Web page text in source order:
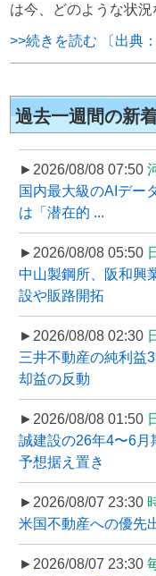
は今、どのような状
>>続きを読む 〔出典
過去一週間の新
►2026/08/08 07:50
国内最大級のAIデー
は「潜在的 ...
►2026/08/08 05:50
中山製鋼所、阪和興
設や販路開拓
►2026/08/08 02:30
三井不動産の純利益
却益の反動
►2026/08/08 01:50
誠建設の26年4〜6月
予想据え置き
►2026/08/07 23:30
米国不動産への優先
►2026/08/07 23:30